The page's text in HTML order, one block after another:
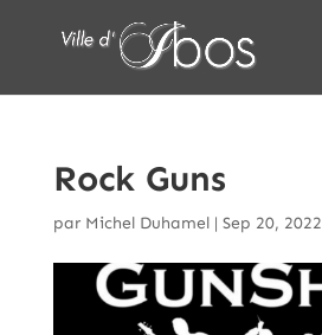
Rock Guns
par Michel Duhamel| Sep 20, 2022